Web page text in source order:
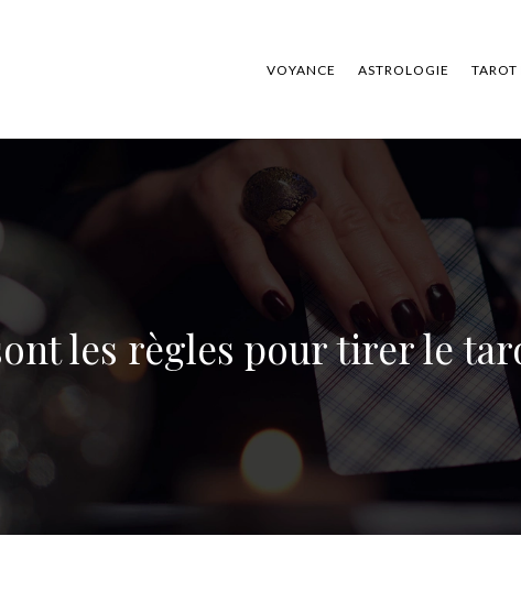
VOYANCE ASTROLOGIE
les règles pour tirer le